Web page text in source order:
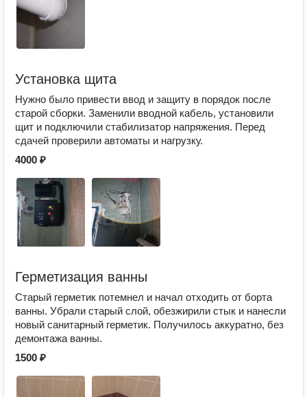
Установка щита
Нужно было привести ввод и защиту в порядок после
старой сборки. Заменили вводной кабель, установили
щит и подключили стабилизатор напряжения. Перед
сдачей проверили автоматы и нагрузку.
4000 ₽
Герметизация ванны
Старый герметик потемнел и начал отходить от борта
ванны. Убрали старый слой, обезжирили стык и нанесли
новый санитарный герметик. Получилось аккуратно, без
демонтажа ванны.
1500 ₽